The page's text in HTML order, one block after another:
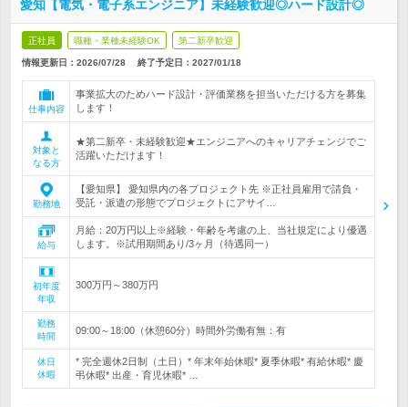
愛知【電気・電子系エンジニア】未経験歓迎◎ハード設計◎
正社員 職種・業種未経験OK 第二新卒歓迎
情報更新日：2026/07/28 終了予定日： 2027/01/18
仕事内容
事業拡大のためハード設計・評価業務を担当いただける方を募集
します！
対象と
なる方
★第二新卒・未経験歓迎★エンジニアへのキャリアチェンジでご
活躍いただけます！
勤務地
【愛知県】 愛知県内の各プロジェクト先 ※正社員雇用で請負・
受託・派遣の形態でプロジェクトにアサイ…
給与
月給：20万円以上※経験・年齢を考慮の上、当社規定により優遇
します。※試用期間あり/3ヶ月（待遇同一）
初年度
年収
300万円～380万円
勤務
時間
09:00～18:00（休憩60分）時間外労働有無：有
休日
休暇
* 完全週休2日制（土日）* 年末年始休暇* 夏季休暇* 有給休暇* 慶
弔休暇* 出産・育児休暇* …